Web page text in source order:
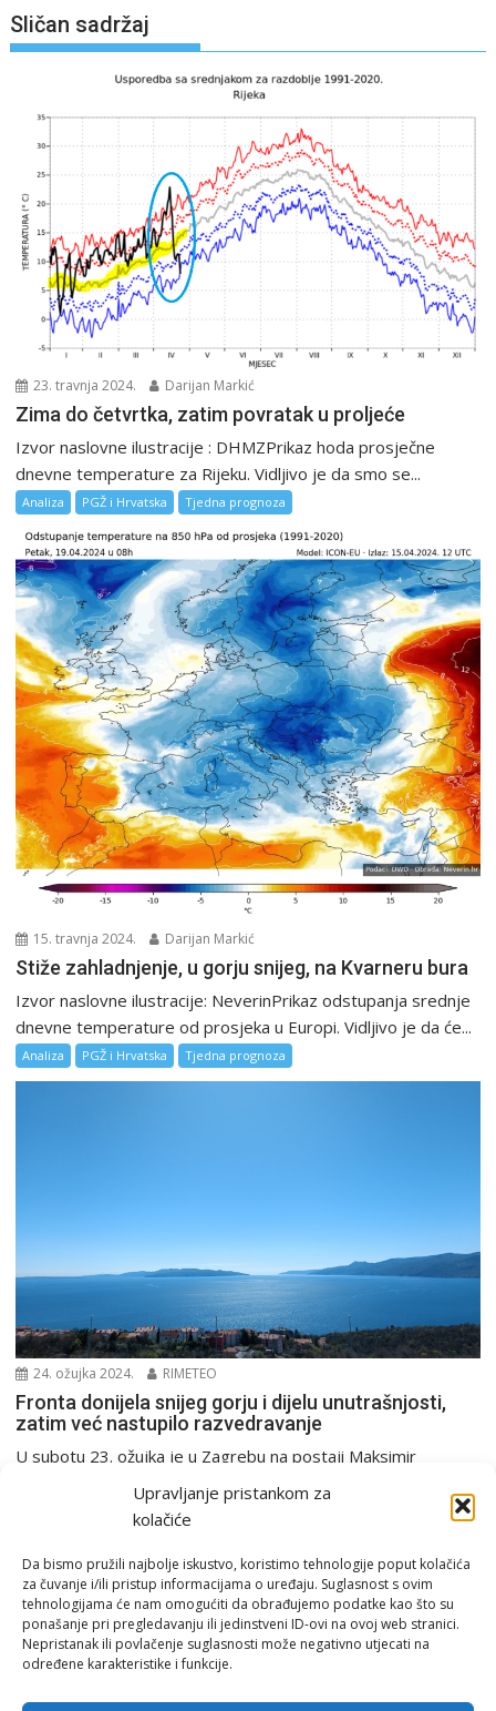
Upravljanje pristankom za
kolačiće
Da bismo pružili najbolje iskustvo, koristimo tehnologije poput kolačića
za čuvanje i/ili pristup informacijama o uređaju. Suglasnost s ovim
tehnologijama će nam omogućiti da obrađujemo podatke kao što su
ponašanje pri pregledavanju ili jedinstveni ID-ovi na ovoj web stranici.
Nepristanak ili povlačenje suglasnosti može negativno utjecati na
određene karakteristike i funkcije.
Sličan sadržaj
23. travnja 2024. Darijan Markić
Zima do četvrtka, zatim povratak u proljeće
Izvor naslovne ilustracije : DHMZPrikaz hoda prosječne
dnevne temperature za Rijeku. Vidljivo je da smo se...
Analiza PGŽ i Hrvatska Tjedna prognoza
15. travnja 2024. Darijan Markić
Stiže zahladnjenje, u gorju snijeg, na Kvarneru bura
Izvor naslovne ilustracije: NeverinPrikaz odstupanja srednje
dnevne temperature od prosjeka u Europi. Vidljivo je da će...
Analiza PGŽ i Hrvatska Tjedna prognoza
24. ožujka 2024. RIMETEO
Fronta donijela snijeg gorju i dijelu unutrašnjosti,
zatim već nastupilo razvedravanje
U subotu 23. ožujka je u Zagrebu na postaji Maksimir
izmjerena najviša dnevna temperatura od čak...
Email: rimeteoATyahoo.com